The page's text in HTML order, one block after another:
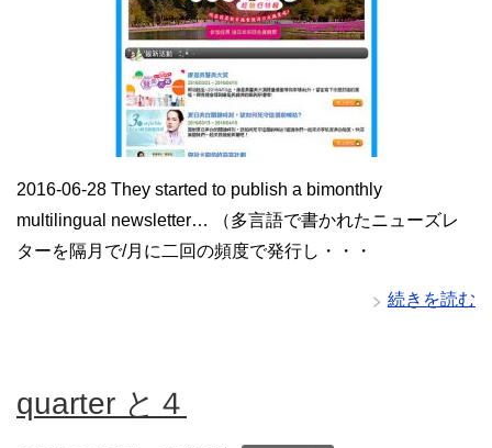
2016-06-28 They started to publish a bimonthly
multilingual newsletter… （多言語で書かれたニューズレ
ターを隔月で/月に二回の頻度で発行し・・・
続きを読む
quarter と４